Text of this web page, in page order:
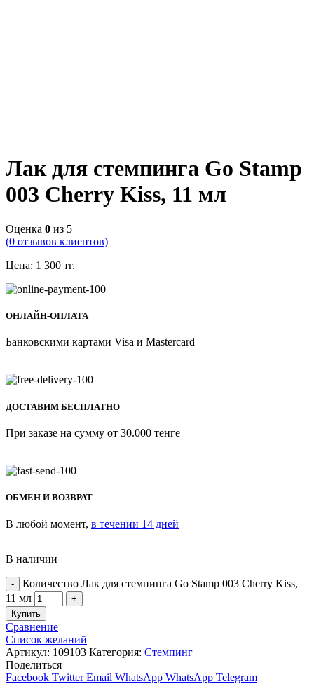
Лак для стемпинга Go Stamp
003 Cherry Kiss, 11 мл
Оценка 0 из 5
(0 отзывов клиентов)
Цена: 1 300 тг.
ОНЛАЙН-ОПЛАТА
Банковскими картами Visa и Mastercard
ДОСТАВИМ БЕСПЛАТНО
При заказе на сумму от 30.000 тенге
ОБМЕН И ВОЗВРАТ
В любой момент, в течении 14 дней
В наличии
Количество Лак для стемпинга Go Stamp 003 Cherry Kiss,
11 мл
Купить
Сравнение
Список желаний
Артикул: 109103 Категория: Стемпинг
Поделиться
Facebook Twitter Email WhatsApp WhatsApp Telegram